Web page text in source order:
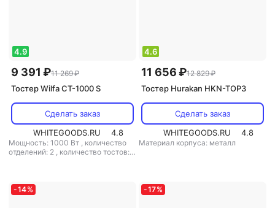
4.9
9 391 ₽11 269 ₽
Тостер Wilfa CT-1000 S
Сделать заказ
WHITEGOODS.RU
4.8
Мощность: 1000 Вт , количество
отделений: 2 , количество тостов: 2
4.6
11 656 ₽12 829 ₽
Тостер Hurakan HKN-TOP3
Сделать заказ
WHITEGOODS.RU
4.8
Материал корпуса: металл
-14% -17%